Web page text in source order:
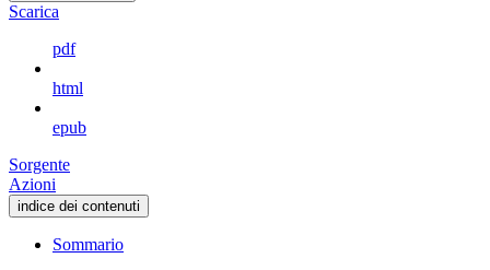
Scarica
pdf
html
epub
Sorgente
Azioni
indice dei contenuti
Sommario